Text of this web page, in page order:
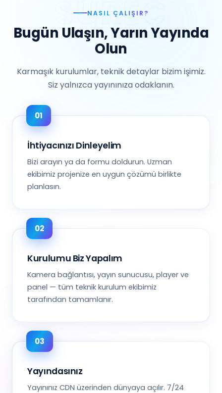
NASIL ÇALIŞIR?
Bugün Ulaşın, Yarın Yayında
Olun
Karmaşık kurulumlar, teknik detaylar bizim işimiz.
Siz yalnızca yayınınıza odaklanın.
İhtiyacınızı Dinleyelim
Bizi arayın ya da formu doldurun. Uzman
ekibimiz projenize en uygun çözümü birlikte
planlasın.
Kurulumu Biz Yapalım
Kamera bağlantısı, yayın sunucusu, player ve
panel — tüm teknik kurulum ekibimiz
tarafından tamamlanır.
Yayındasınız
Yayınınız CDN üzerinden dünyaya açılır. 7/24